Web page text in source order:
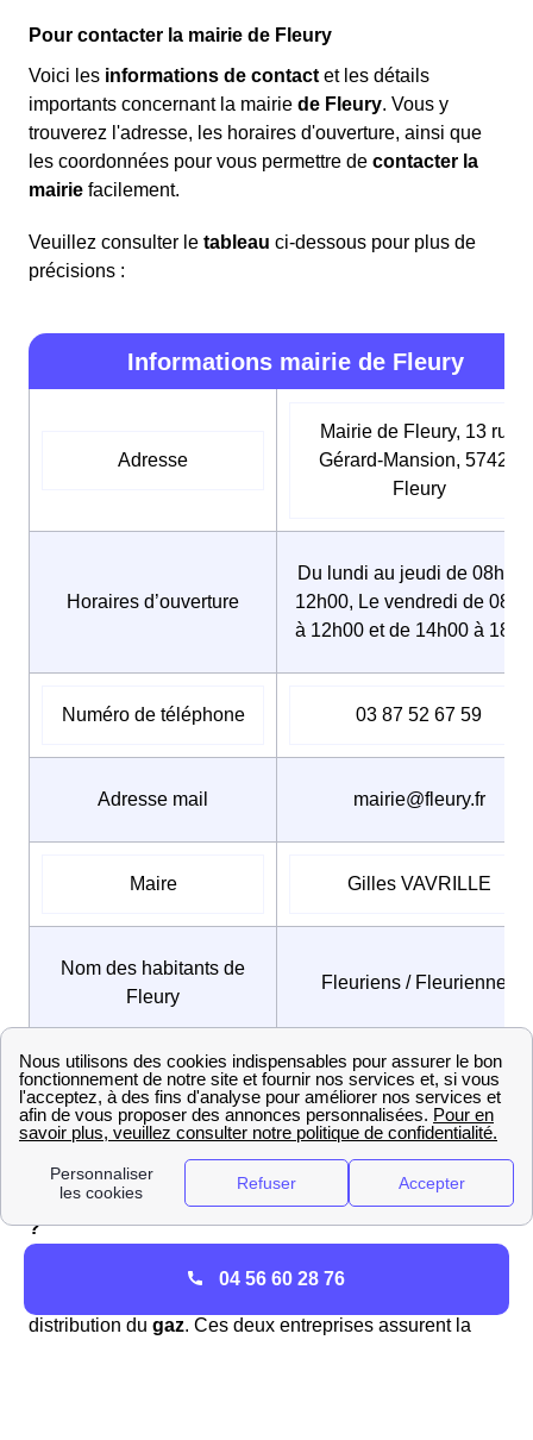
Pour contacter la mairie de Fleury
Voici les informations de contact et les détails
importants concernant la mairie de Fleury. Vous y
trouverez l'adresse, les horaires d'ouverture, ainsi que
les coordonnées pour vous permettre de contacter la
mairie facilement.
Veuillez consulter le tableau ci-dessous pour plus de
précisions :
Informations mairie de Fleury
Adresse
Mairie de Fleury, 13 rue
Gérard-Mansion, 57420
Fleury
Horaires d’ouverture
Du lundi au jeudi de 08h30
12h00, Le vendredi de
à 12h00 et de 14h00 à
Numéro de téléphone 03 87 52 67 59
Adresse mail mairie@fleury.fr
Maire Gilles VAVRILLE
Nom des habitants de
Fleury
Fleuriens / Fleuriennes
Ci-contre les coordonnées d'unemairie voisine de
Fleury: .
GRDF : Contacts téléphone et services à Fleury
Quelles différences entre Enedis (ex-ERDF) et GRDF
?
est le gestionnaire de distribution d'
distribution du gaz. Ces deux entreprises assurent la
04 56 60 28 76